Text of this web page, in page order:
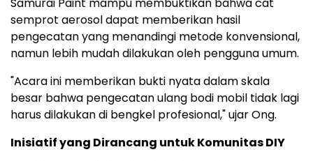
semprot aerosol dapat memberikan hasil
pengecatan yang menandingi metode konvensional,
namun lebih mudah dilakukan oleh pengguna umum.
"Acara ini memberikan bukti nyata dalam skala
besar bahwa pengecatan ulang bodi mobil tidak lagi
harus dilakukan di bengkel profesional," ujar Ong.
Inisiatif yang Dirancang untuk Komunitas DIY